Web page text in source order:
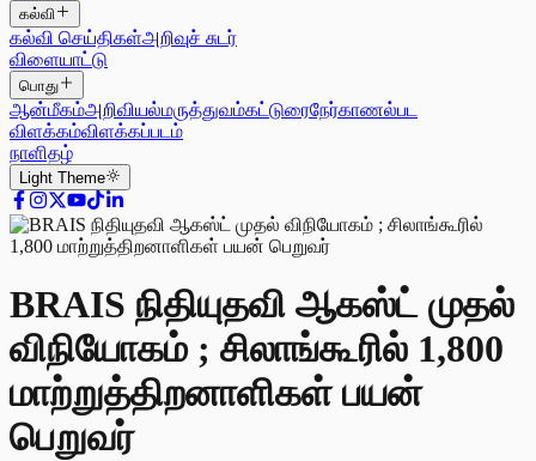
கல்வி
கல்வி செய்திகள்அறிவுச் சுடர்
விளையாட்டு
பொது
ஆன்மீகம்அறிவியல்மருத்துவம்கட்டுரைநேர்காணல்பட
விளக்கம்விளக்கப்படம்
நாளிதழ்
Light Theme
BRAIS நிதியுதவி ஆகஸ்ட் முதல்
விநியோகம் ; சிலாங்கூரில் 1,800
மாற்றுத்திறனாளிகள் பயன்
பெறுவர்